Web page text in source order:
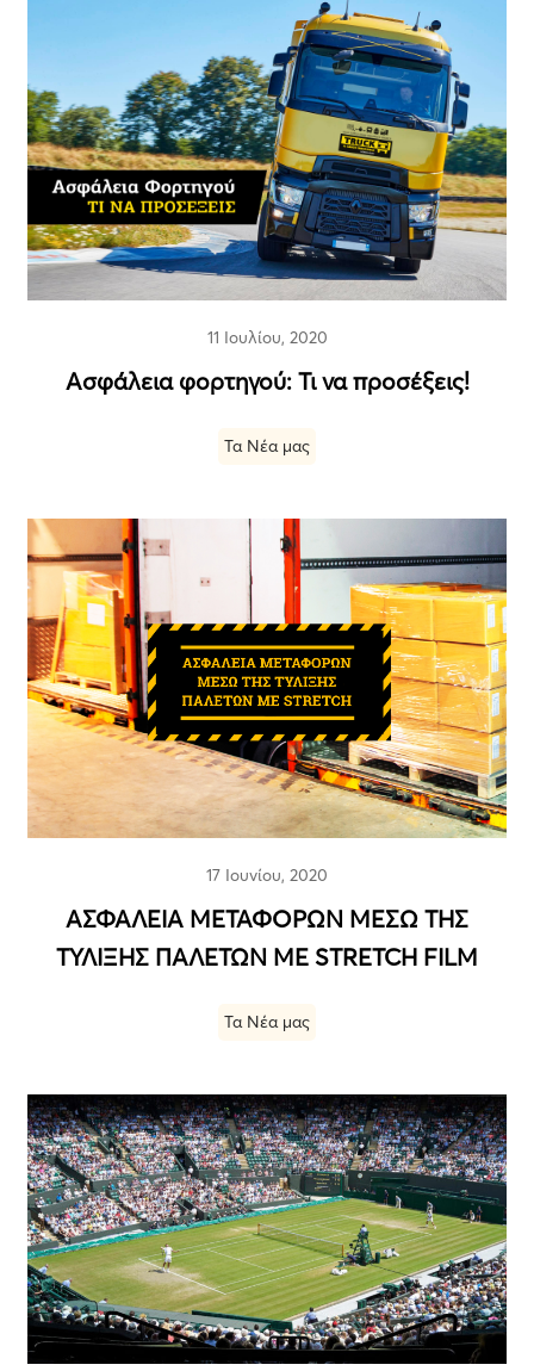
11 Ιουλίου, 2020
Ασφάλεια φορτηγού: Τι να προσέξεις!
Τα Νέα μας
17 Ιουνίου, 2020
ΑΣΦΑΛΕΙΑ ΜΕΤΑΦΟΡΩΝ ΜΕΣΩ ΤΗΣ
ΤΥΛΙΞΗΣ ΠΑΛΕΤΩΝ ΜΕ STRETCH FILM
Τα Νέα μας